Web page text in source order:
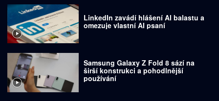
LinkedIn zavádí hlášení AI balastu a
omezuje vlastní AI psaní
Samsung Galaxy Z Fold 8 sází na
širší konstrukci a pohodlnější
používání